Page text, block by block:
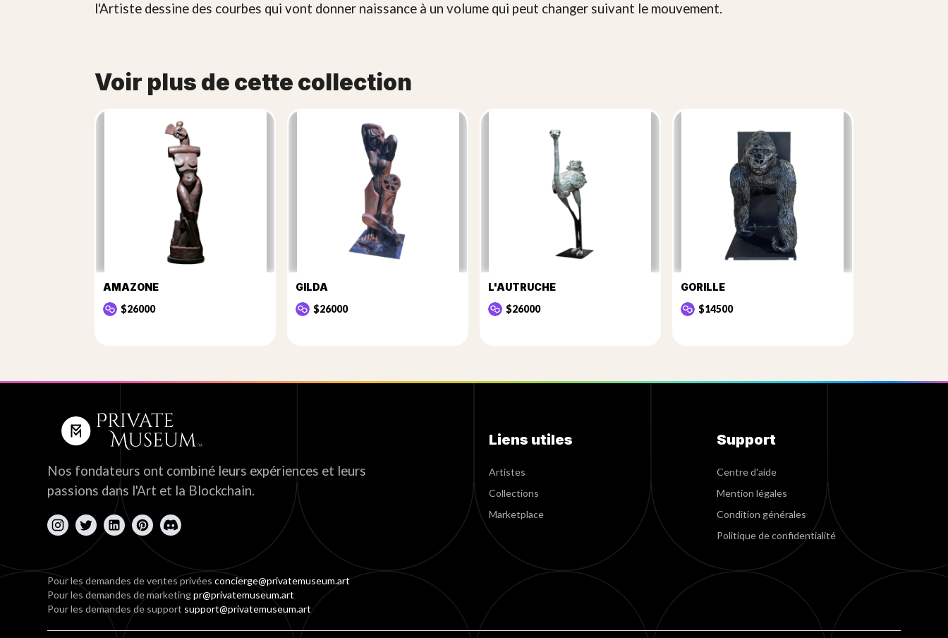
l'Artiste dessine des courbes qui vont donner naissance à un volume qui peut changer suivant le mouvement.
Voir plus de cette collection
AMAZONE
$26000
GILDA
$26000
L'AUTRUCHE
$26000
GORILLE
$14500
Nos fondateurs ont combiné leurs expériences et leurs
passions dans l'Art et la Blockchain.
Liens utiles
Artistes
Collections
Marketplace
Support
Centre d'aide
Mention légales
Condition générales
Politique de confidentialité
Pour les demandes de ventes privéesconcierge@privatemuseum.art
Pour les demandes de marketingpr@privatemuseum.art
Pour les demandes de support support@privatemuseum.art